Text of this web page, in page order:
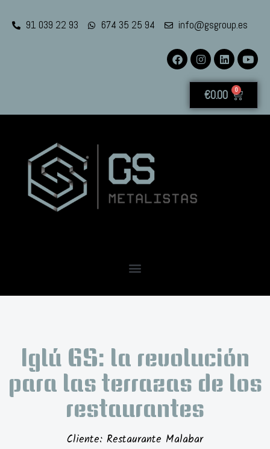
91 039 22 93 674 35 25 94 info@gsgroup.es
€0.00 0
Iglú GS: la revolución
para las terrazas de los
restaurantes
Cliente: Restaurante Malabar